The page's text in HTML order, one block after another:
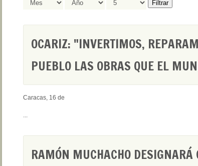
Filtrar
OCARIZ: "INVERTIMOS,
PUEBLO LAS OBRAS QUE EL
Caracas, 16 de
...
RAMÓN MUCHACHO